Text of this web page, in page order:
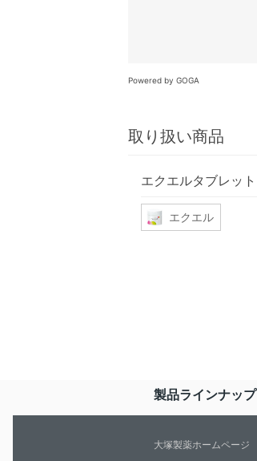
Powered by GOGA
取り扱い商品
エクエルタブレット
エクエル
製品ラインナップ
大塚製薬ホームページ